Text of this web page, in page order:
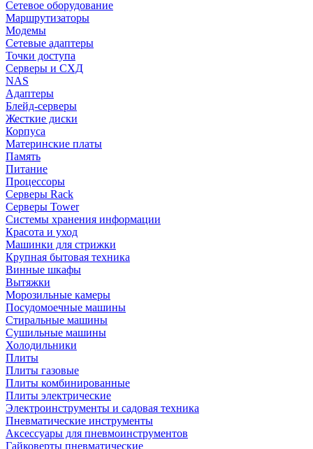
Сетевое оборудование
Маршрутизаторы
Модемы
Сетевые адаптеры
Точки доступа
Серверы и СХД
NAS
Адаптеры
Блейд-серверы
Жесткие диски
Корпуса
Материнские платы
Память
Питание
Процессоры
Серверы Rack
Серверы Tower
Системы хранения информации
Красота и уход
Машинки для стрижки
Крупная бытовая техника
Винные шкафы
Вытяжки
Морозильные камеры
Посудомоечные машины
Стиральные машины
Сушильные машины
Холодильники
Плиты
Плиты газовые
Плиты комбинированные
Плиты электрические
Электроинструменты и садовая техника
Пневматические инструменты
Аксессуары для пневмоинструментов
Гайковерты пневматические